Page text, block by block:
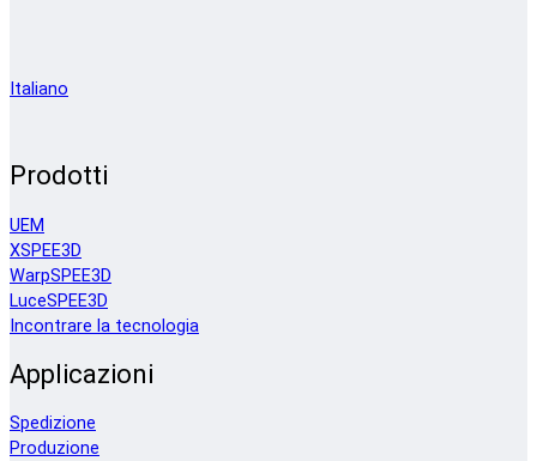
Italiano
Prodotti
UEM
XSPEE3D
WarpSPEE3D
LuceSPEE3D
Incontrare la tecnologia
Applicazioni
Spedizione
Produzione